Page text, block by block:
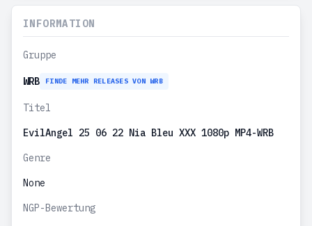
INFORMATION
Gruppe
WRB FINDE MEHR RELEASES VON WRB
Titel
EvilAngel 25 06 22 Nia Bleu XXX 1080p MP4-WRB
Genre
None
NGP-Bewertung